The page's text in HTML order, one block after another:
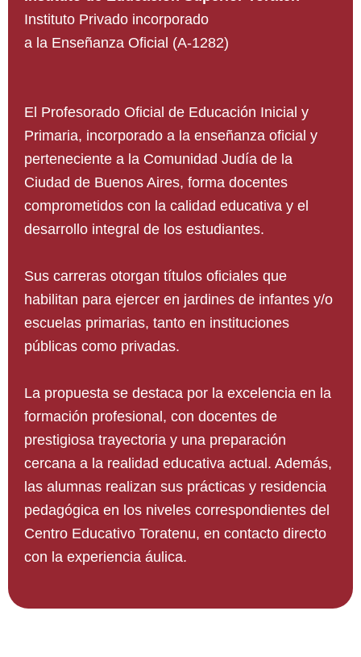
Instituto Privado incorporado
a la Enseñanza Oficial (A-1282)
El Profesorado Oficial de Educación Inicial y
Primaria, incorporado a la enseñanza oficial y
perteneciente a la Comunidad Judía de la
Ciudad de Buenos Aires, forma docentes
comprometidos con la calidad educativa y el
desarrollo integral de los estudiantes.
Sus carreras otorgan títulos oficiales que
habilitan para ejercer en jardines de infantes y/o
escuelas primarias, tanto en instituciones
públicas como privadas.
La propuesta se destaca por la excelencia en la
formación profesional, con docentes de
prestigiosa trayectoria y una preparación
cercana a la realidad educativa actual. Además,
las alumnas realizan sus prácticas y residencia
pedagógica en los niveles correspondientes del
Centro Educativo Toratenu, en contacto directo
con la experiencia áulica.